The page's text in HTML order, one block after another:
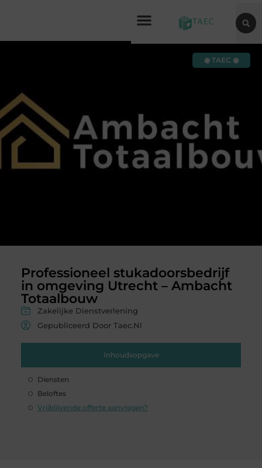
Professioneel stukadoorsbedrijf
in omgeving Utrecht – Ambacht
Totaalbouw
Zakelijke Dienstverlening
Gepubliceerd Door Taec.nl
Inhoudsopgave
Diensten
Beloftes
Vrijblijvende offerte aanvragen?
◉ TAEC ◉